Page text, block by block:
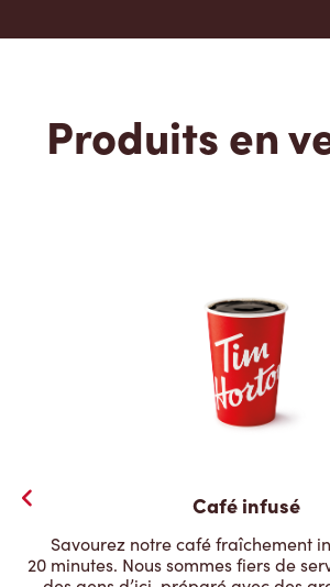
Produits en
Café infusé
Savourez notre café fraîchement
20 minutes. Nous sommes fiers de